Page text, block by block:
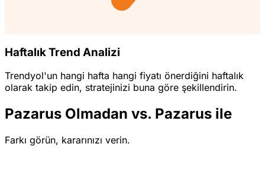
Haftalık Trend Analizi
Trendyol'un hangi hafta hangi fiyatı önerdiğini haftalık
olarak takip edin, stratejinizi buna göre şekillendirin.
Pazarus Olmadan vs. Pazarus ile
Farkı görün, kararınızı verin.